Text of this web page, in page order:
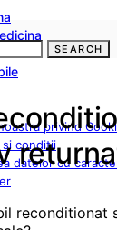
privind
si conditii
datelor cu
SEARCH